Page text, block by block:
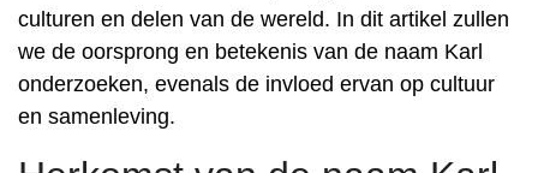
culturen en delen van de wereld. In dit artikel zullen
we de oorsprong en betekenis van de naam Karl
onderzoeken, evenals de invloed ervan op cultuur
en samenleving.